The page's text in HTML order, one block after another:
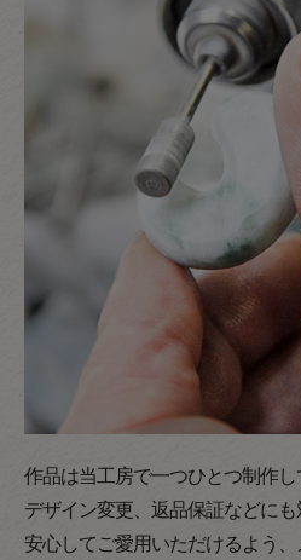
作品は当工房で一つひとつ制作
デザイン変更、返品保証などに
安心してご愛用いただけるよう